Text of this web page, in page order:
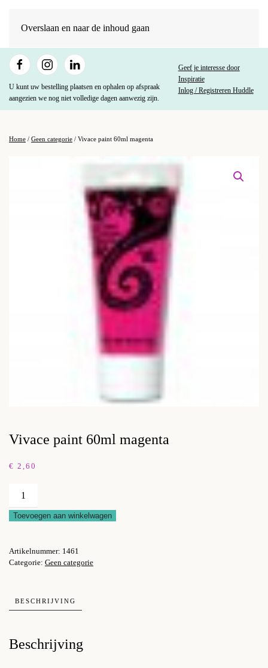
Overslaan en naar de inhoud gaan
U kunt uw bestelling plaatsen en ophalen op afspraak
aangezien we nog niet volledige dagen aanwezig zijn.
Geef je interesse door
Inspiratie
Inlog / Registreren Huddle
Home / Geen categorie / Vivace paint 60ml magenta
Vivace paint 60ml magenta
€ 2,60
Vivace
paint
60ml
aantal
Toevoegen aan winkelwagen
Artikelnummer: 1461
Categorie: Geen categorie
BESCHRIJVING
Beschrijving